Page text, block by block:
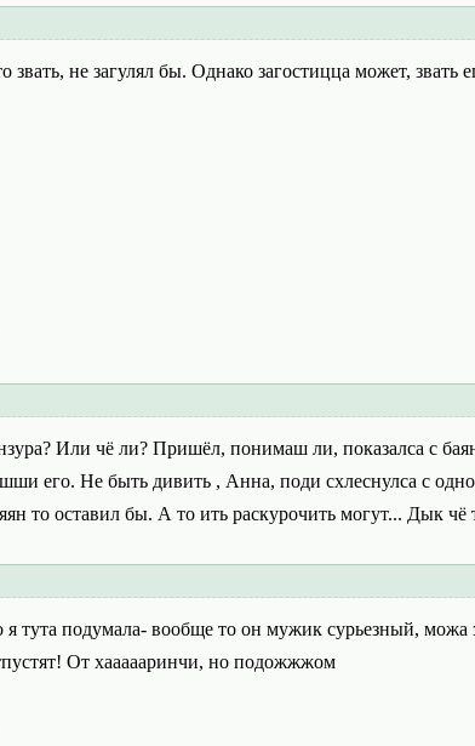
звать, не загулял бы. Однако загостицца может, звать
Или чё ли? Пришёл, понимаш ли, показалса с
его. Не быть дивить , Анна, поди схлеснулса с
то оставил бы. А то ить раскурочить могут... Дык чё
тута подумала- вообще то он мужик сурьезный,
От хаааааринчи, но подожжжом